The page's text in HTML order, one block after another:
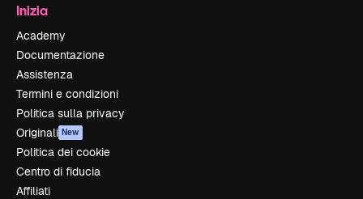
Inizia
Academy
Documentazione
Assistenza
Termini e condizioni
Politica sulla privacy
Originali New
Politica dei cookie
Centro di fiducia
Affiliati